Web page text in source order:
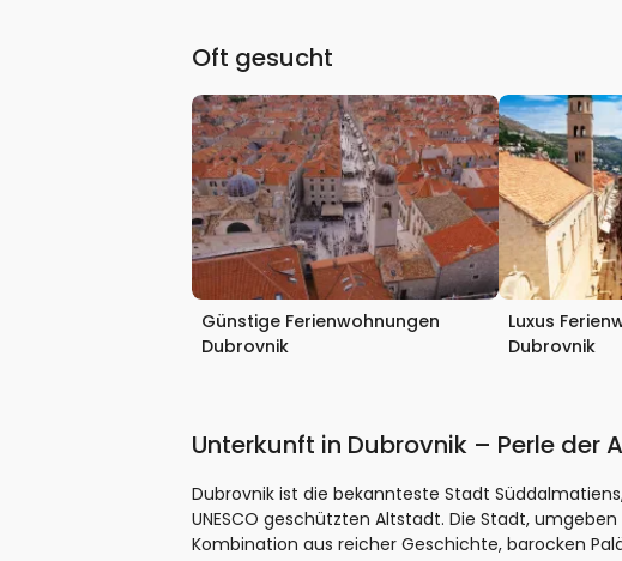
Oft gesucht
Günstige Ferienwohnungen
Dubrovnik
Luxus
Dubrovnik
Unterkunft in Dubrovnik – Perle der
Dubrovnik ist die bekannteste Stadt
UNESCO geschützten Altstadt. Die Stadt,
Kombination aus reicher Geschichte, barocken